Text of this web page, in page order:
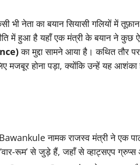
नेता का बयान सियासी गलियों में
में हुआ है यहाँ एक मंत्री के बयान ने कुछ
का मुद्दा सामने आया है। कथित तौर
मजबूर होना पड़ा, क्योंकि उन्हें यह
नामक राजस्व मंत्री ने एक
रूम’ से जुड़े हैं, जहाँ से व्हाट्सएप ग्रुप्स